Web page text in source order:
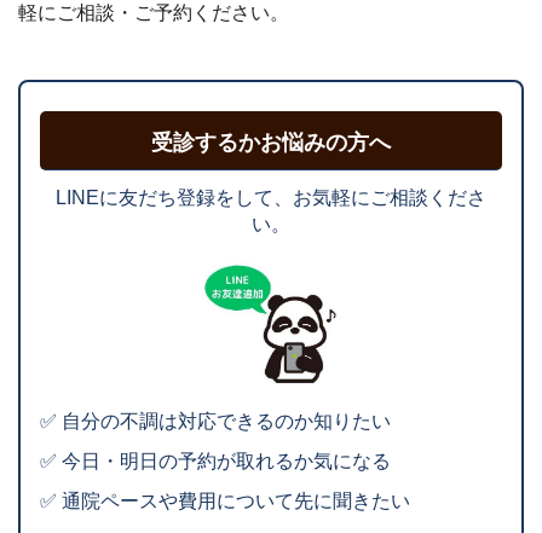
軽にご相談・ご予約ください。
受診するかお悩みの方へ
LINEに友だち登録をして、お気軽にご相談くださ
い。
✅ 自分の不調は対応できるのか知りたい
✅ 今日・明日の予約が取れるか気になる
✅ 通院ペースや費用について先に聞きたい